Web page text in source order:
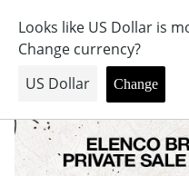
COME PARTECIPARE
VINTAGE